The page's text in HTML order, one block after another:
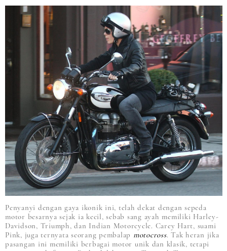
Penyanyi dengan gaya ikonik ini, telah dekat dengan sepeda
motor besarnya sejak ia kecil, sebab sang ayah memiliki Harley-
Davidson, Triumph, dan Indian Motorcycle. Carey Hart, suami
Pink, juga ternyata seorang pembalap motocross. Tak heran jika
pasangan ini memiliki berbagai motor unik dan klasik, tetapi